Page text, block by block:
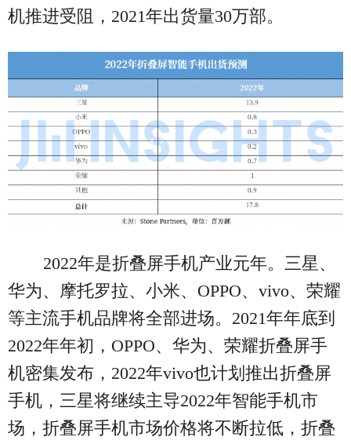
机推进受阻，2021年出货量30万部。
2022年是折叠屏手机产业元年。三星、
华为、摩托罗拉、小米、OPPO、vivo、荣耀
等主流手机品牌将全部进场。2021年年底到
2022年年初，OPPO、华为、荣耀折叠屏手
机密集发布，2022年vivo也计划推出折叠屏
手机，三星将继续主导2022年智能手机市
场，折叠屏手机市场价格将不断拉低，折叠